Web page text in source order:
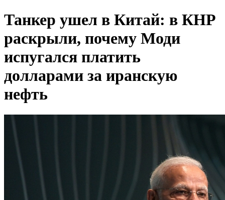
Танкер ушел в Китай: в КНР
раскрыли, почему Моди
испугался платить
долларами за иранскую
нефть